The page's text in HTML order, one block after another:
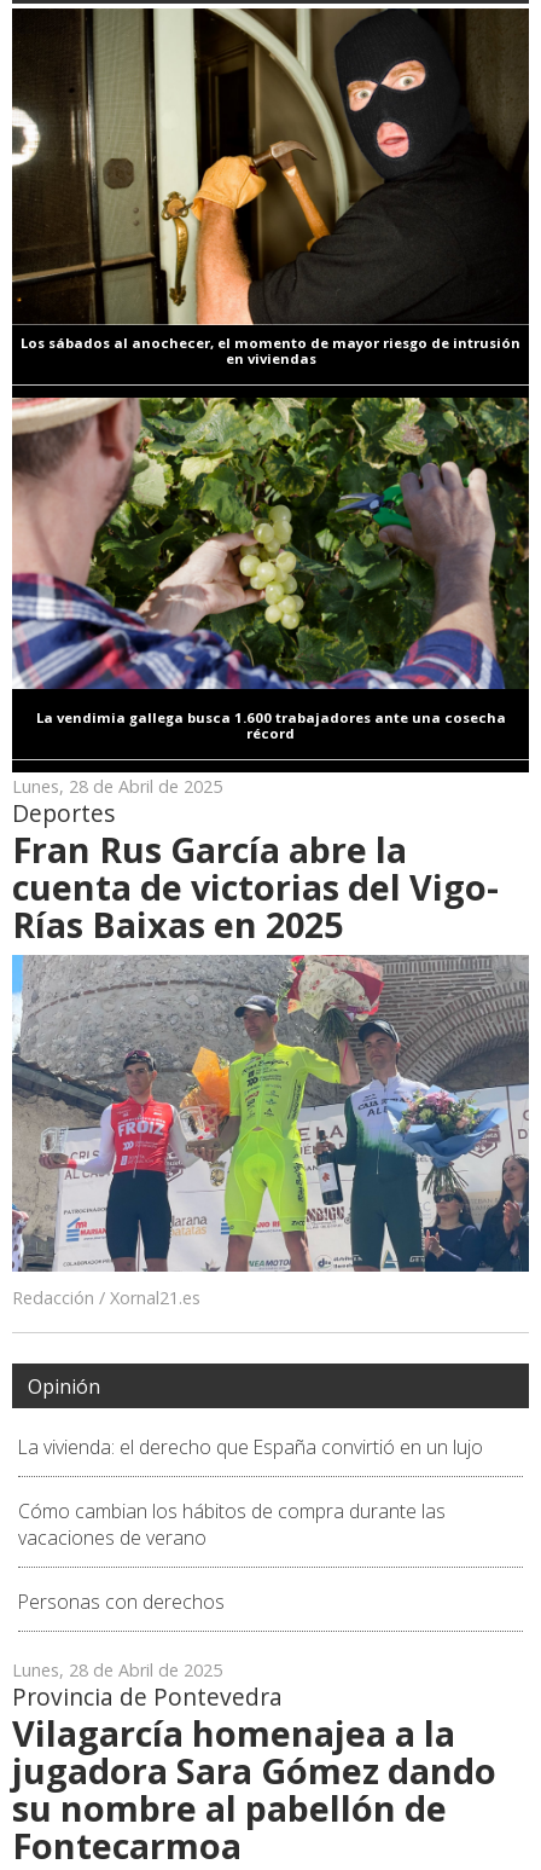
Los sábados al anochecer, el momento de mayor riesgo de intrusión
en viviendas
La vendimia gallega busca 1.600 trabajadores ante una cosecha
récord
Lunes, 28 de Abril de 2025
Deportes
Fran Rus García abre la
cuenta de victorias del Vigo-
Rías Baixas en 2025
Redacción / Xornal21.es
Opinión
La vivienda: el derecho que España convirtió en un lujo
Cómo cambian los hábitos de compra durante las
vacaciones de verano
Personas con derechos
Lunes, 28 de Abril de 2025
Provincia de Pontevedra
Vilagarcía homenajea a la
jugadora Sara Gómez dando
su nombre al pabellón de
Fontecarmoa